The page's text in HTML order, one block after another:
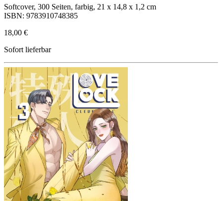
Softcover, 300 Seiten, farbig, 21 x 14,8 x 1,2 cm
ISBN: 9783910748385
18,00 €
Sofort lieferbar